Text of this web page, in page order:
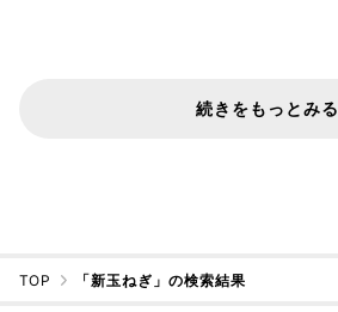
続きをもっとみる
TOP 「新玉ねぎ」の検索結果